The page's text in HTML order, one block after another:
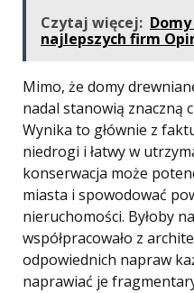
Czytaj więcej:
najlepszych firm
Mimo, że domy
nadal stanowią znaczną
Wynika to głównie z
niedrogi i łatwy w
konserwacja może
miasta i spowodować
nieruchomości. Byłoby
współpracowało z
odpowiednich napraw
naprawiać je